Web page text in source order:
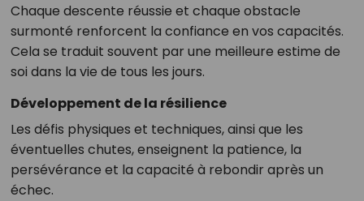
Chaque descente réussie et chaque obstacle
surmonté renforcent la confiance en vos capacités.
Cela se traduit souvent par une meilleure estime de
soi dans la vie de tous les jours.
Développement de la résilience
Les défis physiques et techniques, ainsi que les
éventuelles chutes, enseignent la patience, la
persévérance et la capacité à rebondir après un
échec.